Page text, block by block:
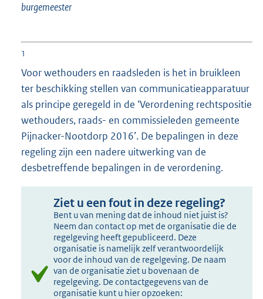
burgemeester
1
Voor wethouders en raadsleden is het in bruikleen
ter beschikking stellen van communicatieapparatuur
als principe geregeld in de ‘Verordening rechtspositie
wethouders, raads- en commissieleden gemeente
Pijnacker-Nootdorp 2016’. De bepalingen in deze
regeling zijn een nadere uitwerking van de
desbetreffende bepalingen in de verordening.
Ziet u een fout in deze regeling?
Bent u van mening dat de inhoud niet juist is?
Neem dan contact op met de organisatie die de
regelgeving heeft gepubliceerd. Deze
organisatie is namelijk zelf verantwoordelijk
voor de inhoud van de regelgeving. De naam
van de organisatie ziet u bovenaan de
regelgeving. De contactgegevens van de
organisatie kunt u hier opzoeken: